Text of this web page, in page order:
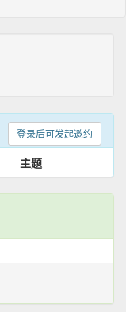
登录后可发起邀约
主题